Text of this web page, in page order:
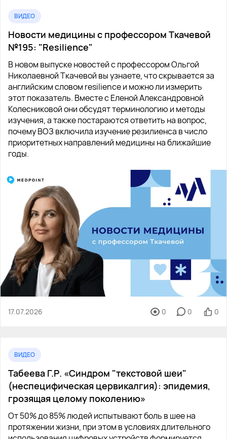
ВИДЕО
Новости медицины с профессором Ткачевой
№195: "Resilience"
В новом выпуске новостей с профессором Ольгой
Николаевной Ткачевой вы узнаете, что скрывается за
английским словом resilience и можно ли измерить
этот показатель. Вместе с Еленой Александровной
Колесниковой они обсудят терминологию и методы
изучения, а также постараются ответить на вопрос,
почему ВОЗ включила изучение резилиенса в число
приоритетных направлений медицины на ближайшие
годы.
17.07.2026 0 0 0
ВИДЕО
Табеева Г.Р. «Синдром "текстовой шеи"
(неспецифическая цервикалгия): эпидемия,
грозящая целому поколению»
От 50% до 85% людей испытывают боль в шее на
протяжении жизни, при этом в условиях длительного